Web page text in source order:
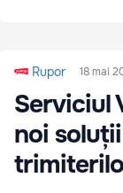
Rupor 18 mai
Serviciul
noi